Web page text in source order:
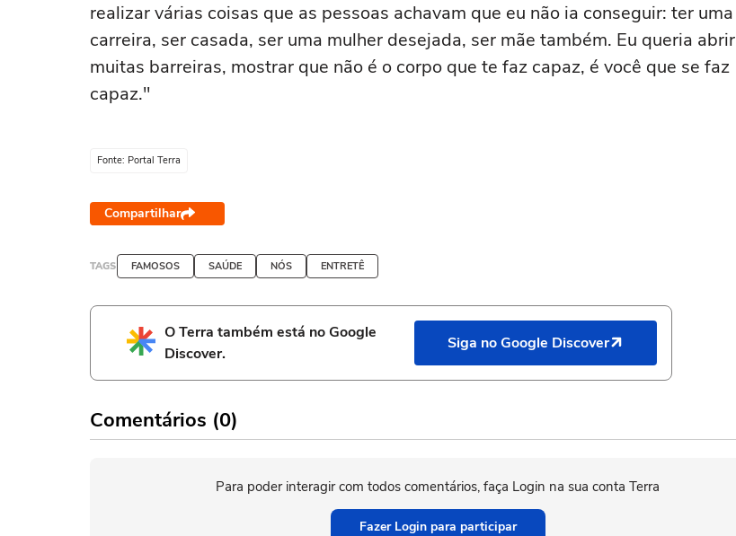
realizar várias coisas que as pessoas achavam que eu não ia conseguir: ter uma
carreira, ser casada, ser uma mulher desejada, ser mãe também. Eu queria abrir
muitas barreiras, mostrar que não é o corpo que te faz capaz, é você que se faz
capaz."
Fonte: Portal Terra
Compartilhar
TAGS FAMOSOS SAÚDE NÓS ENTRETÊ
O Terra também está no Google
Discover.
Siga no Google Discover
Comentários (0)
Para poder interagir com todos comentários, faça Login na sua conta Terra
Fazer Login para participar